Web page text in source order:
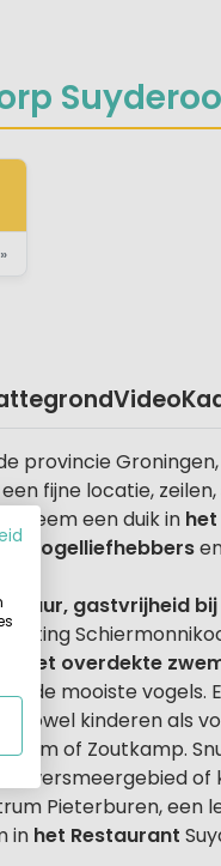
Video
provincie
fijne locatie,
neem een duik in
vogelliefhebbers
gastvrijheid
het overdekte
de mooiste
zowel kinderen als
of Zoutkamp.
Pieterburen, een
in het Restaurant